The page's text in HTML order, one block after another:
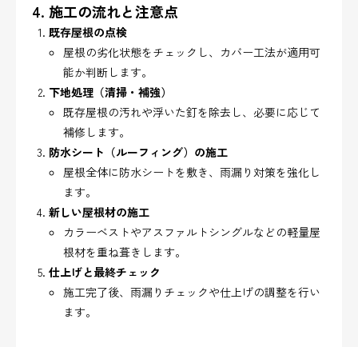
4. 施工の流れと注意点
既存屋根の点検
屋根の劣化状態をチェックし、カバー工法が適用可
能か判断します。
下地処理（清掃・補強）
既存屋根の汚れや浮いた釘を除去し、必要に応じて
補修します。
防水シート（ルーフィング）の施工
屋根全体に防水シートを敷き、雨漏り対策を強化し
ます。
新しい屋根材の施工
カラーベストやアスファルトシングルなどの軽量屋
根材を重ね葺きします。
仕上げと最終チェック
施工完了後、雨漏りチェックや仕上げの調整を行い
ます。